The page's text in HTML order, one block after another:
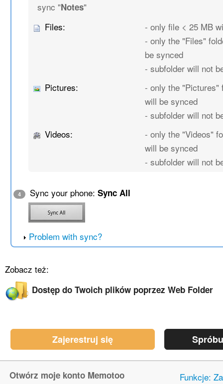
sync "Notes"
Files:
- only file < 25 MB
- only the "Files"
be synced
- subfolder will not
Pictures:
- only the "Pictures"
will be synced
- subfolder will not
Videos:
- only the "Videos"
will be synced
- subfolder will not
4 Sync your phone:Sync All
Problem with sync?
Zobacz też:
Dostęp do Twoich plików poprzez Web Folder
Zajerestruj się
Otwórz moje konto Memotoo
Funkcje: